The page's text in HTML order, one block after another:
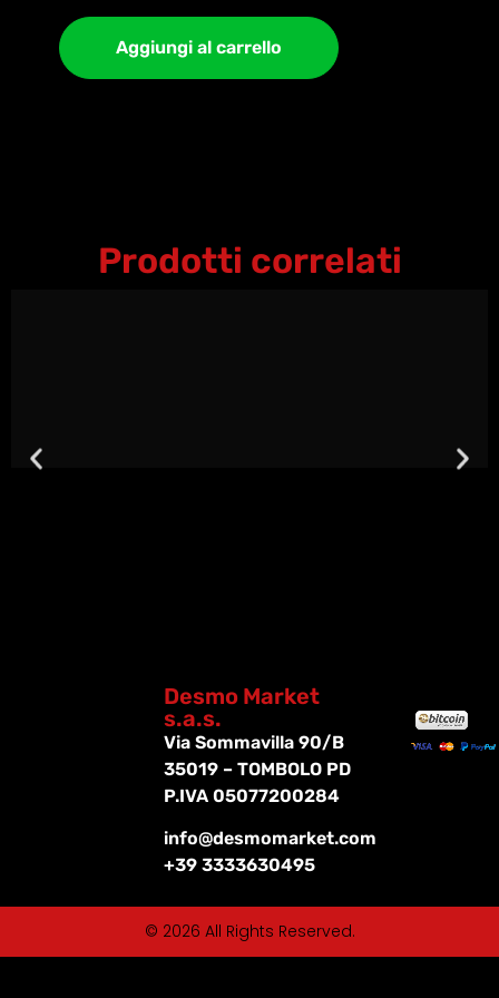
Aggiungi al carrello
Prodotti correlati
Desmo Market
s.a.s.
Via Sommavilla 90/B
35019 – TOMBOLO PD
P.IVA 05077200284
info@desmomarket.com
+39 3333630495
© 2026 All Rights Reserved.